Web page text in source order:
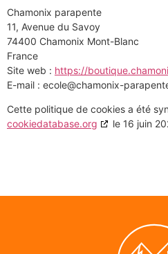
Chamonix parapente
11, Avenue du Savoy
74400 Chamonix Mont-Blanc
France
Site web : https://
E-mail : ecole@chamonix-
Cette politique de cookies a été
cookiedatabase.org
le 16 juin